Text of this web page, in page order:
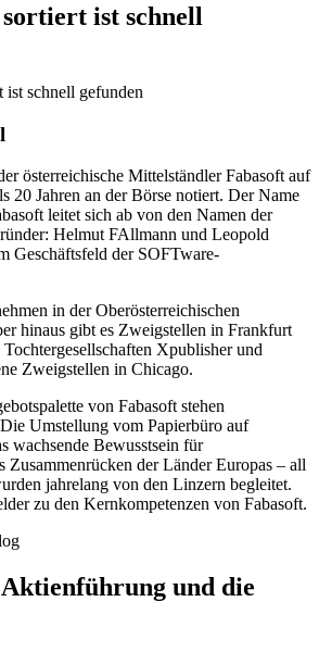
ist schnell
österreichische Mittelständler Fabasoft auf
20 Jahren an der Börse notiert. Der Name
leitet sich ab von den Namen der
Helmut FAllmann und Leopold
Geschäftsfeld der SOFTware-
in der Oberösterreichischen
hinaus gibt es Zweigstellen in Frankfurt
Xpublisher und
Zweigstellen in Chicago.
von Fabasoft stehen
Umstellung vom Papierbüro auf
wachsende Bewusstsein für
Zusammenrücken der Länder Europas – all
jahrelang von den Linzern begleitet.
zu den Kernkompetenzen von Fabasoft.
und die